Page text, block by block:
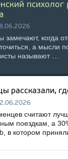
психолог
когда
а мысли
называют …
рассказали,
считают
поездкам, а
в котором